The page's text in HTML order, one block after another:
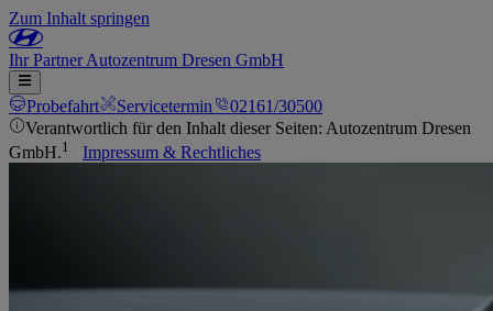
Zum Inhalt springen
IhrPartnerAutozentrum Dresen GmbH
Probefahrt Servicetermin
02161/30500
Verantwortlich für den Inhalt dieser Seiten: Autozentrum Dresen
GmbH.1 Impressum & Rechtliches